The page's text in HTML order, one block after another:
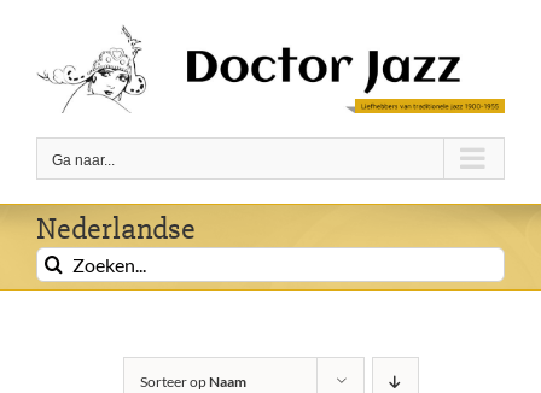
inhoud
Ga naar...
Nederlandse
Zoeken
naar:
Sorteer opNaam